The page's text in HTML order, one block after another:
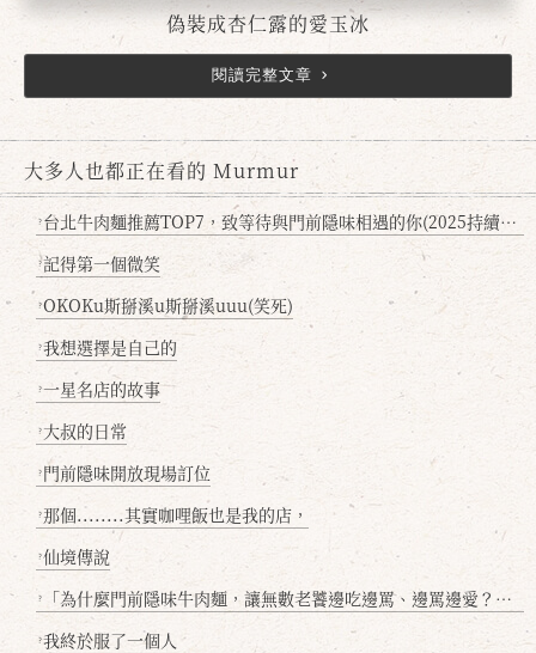
偽裝成杏仁露的愛玉冰
閱讀完整文章
大多人也都正在看的 Murmur
? 台北牛肉麵推薦TOP7，致等待與門前隱味相遇的你(2025持續更新
?記得第一個微笑
?OKOKu斯掰溪u斯掰溪uuu(笑死)
?我想選擇是自己的
?一星名店的故事
?大叔的日常
? 門前隱味開放現場訂位
? 那個........其實咖哩飯也是我的店，
?仙境傳說
? 「為什麼門前隱味牛肉麵，讓無數老饕邊吃邊罵、邊罵邊愛？小辣雞揭密！」
?我終於服了一個人